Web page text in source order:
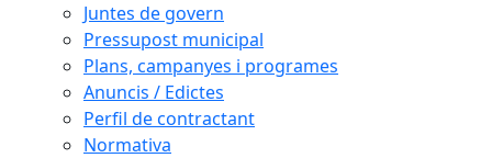
Juntes de govern
Pressupost municipal
Plans, campanyes i programes
Anuncis / Edictes
Perfil de contractant
Normativa